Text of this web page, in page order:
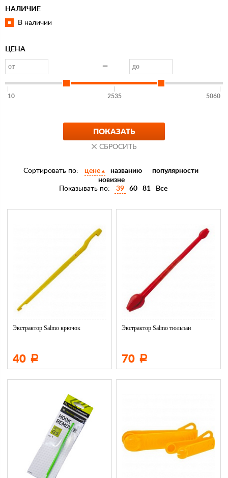
Fox Rage
Helios
Lucky John
Orange
Rapala
НАЛИЧИЕ
В наличии
ЦЕНА
—
10 2535 5060
Сортировать по: цене названию
популярности
новизне
Показывать по:
39 60 81 Все
Экстрактор Salmo крючок
40 Р
Экстрактор Salmo тюльпан
70 Р